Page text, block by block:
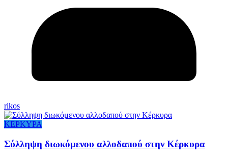
rikos
ΚΕΡΚΥΡΑ
Σύλληψη διωκόμενου αλλοδαπού στην Κέρκυρα